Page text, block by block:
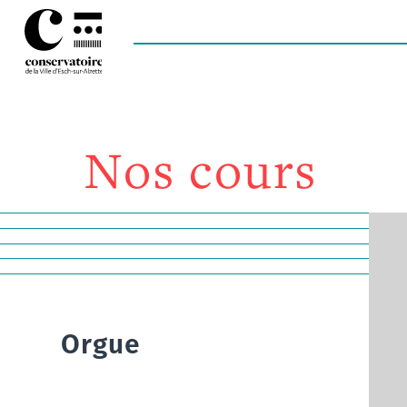
Nos cours
Orgue